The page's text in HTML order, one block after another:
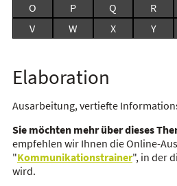
O
P Q R
V
W X Y
Elaboration
Ausarbeitung, vertiefte
Sie möchten mehr über dieses
empfehlen wir Ihnen die Online-
"Kommunikationstrainer", in der
wird.